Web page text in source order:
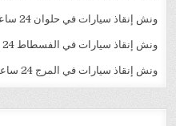
ونش إنقاذ سيارات في حلوان 24 ساعة | ونش الفرسان
ونش إنقاذ سيارات في الفسطاط 24 ساعة | ونش الفرسان
ونش إنقاذ سيارات في المرج 24 ساعة | ونش الفرسان